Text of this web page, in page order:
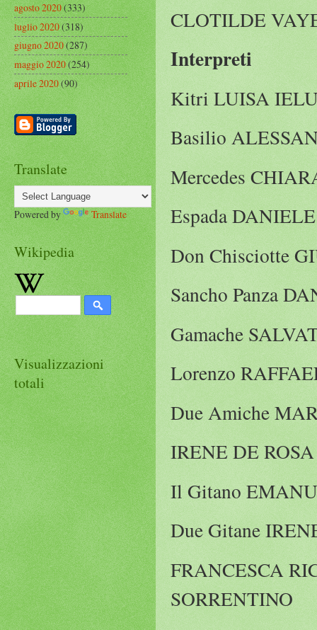
CLOTILDE
Interpreti
Kitri LUISA
Basilio
Mercedes
Espada
Don Chisciotte
Sancho Panza
Gamache
Lorenzo
Due Amiche
IRENE DE
Il Gitano
Due Gitane
FRANCESCA
SORRENTINO
agosto 2020(333)
luglio 2020(318)
giugno 2020(287)
maggio 2020(254)
aprile 2020(90)
Translate
Powered by Translate
Wikipedia
Visualizzazioni
totali